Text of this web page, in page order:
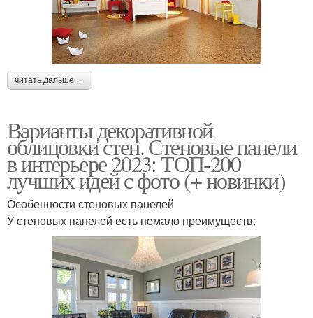
читать дальше →
Варианты декоративной
облицовки стен. Стеновые панели
в интерьере 2023: ТОП-200
лучших идей с фото (+ новинки)
Особенности стеновых панелей
У стеновых панелей есть немало преимуществ: